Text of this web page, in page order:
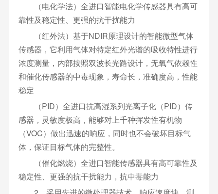
（电化学法）全进口智能电化学传感器具有高可
靠性及稳定性、更强的抗干扰能力
（红外法）基于NDIR原理设计的智能微型气体
传感器，它利用气体对特定红外光谱的吸收特性进行
浓度测量，内部按照双波长光路设计，无氧气依赖性
和催化传感器的中毒现象，寿命长，准确度高，性能
稳定
（PID）全进口抗高湿系列光离子化（PID）传
感器，灵敏度极高，能够对上千种挥发性有机物
（VOC）做出迅速的响应，同时也不会破坏目标气
体，保证目标气体的完整性。
（催化燃烧）全进口智能传感器具有高可靠性及
稳定性、更强的抗干扰能力，抗中毒能力